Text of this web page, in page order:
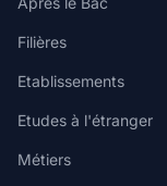
Filières
Etablissements
Etudes à l'étranger
Métiers